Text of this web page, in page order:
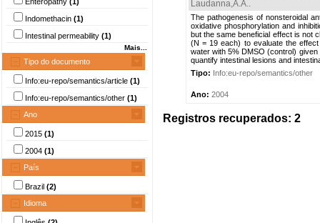
Indomethacin (1)
Intestinal permeability (1)
Mais...
Tipo do documento
Info:eu-repo/semantics/article (1)
Info:eu-repo/semantics/other (1)
Ano
2015 (1)
2004 (1)
País
Brazil (2)
Idioma
Laudanna,A.A..
The pathogenesis of nonsteroidal
oxidative phosphorylation and
but the same beneficial effect is not
(N = 19 each) to evaluate the
water with 5% DMSO (control)
quantify intestinal lesions and
Tipo: Info:eu-repo/semantics/other
Ano: 2004
Registros recuperados: 2